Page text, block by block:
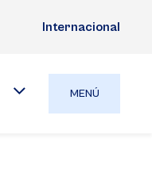
Internacional
MENÚ